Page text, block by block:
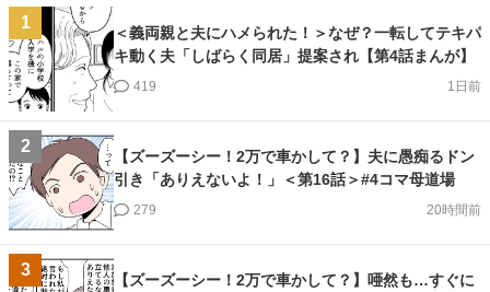
1
＜義両親と夫にハメられた！＞なぜ？一転してテキパ
キ動く夫「しばらく同居」提案され【第4話まんが】
1日前
419
2
【ズーズーシー！2万で車かして？】夫に愚痴るドン
引き「ありえないよ！」＜第16話＞#4コマ母道場
20時間前
279
3
【ズーズーシー！2万で車かして？】唖然も…すぐに